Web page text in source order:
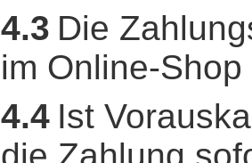
4.3 Die
im Online-
4.4 Ist